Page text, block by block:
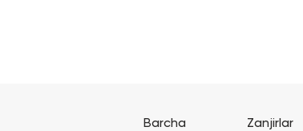
Barcha
Zanjirlar